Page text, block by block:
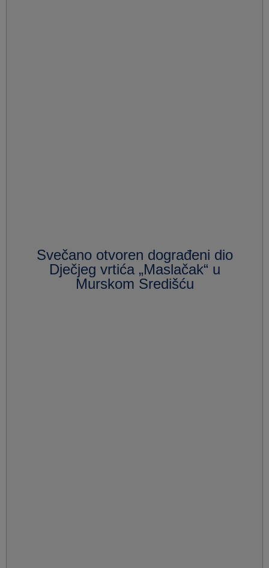
Svečano otvoren dograđeni dio
Dječjeg vrtića „Maslačak“ u
Murskom Središću